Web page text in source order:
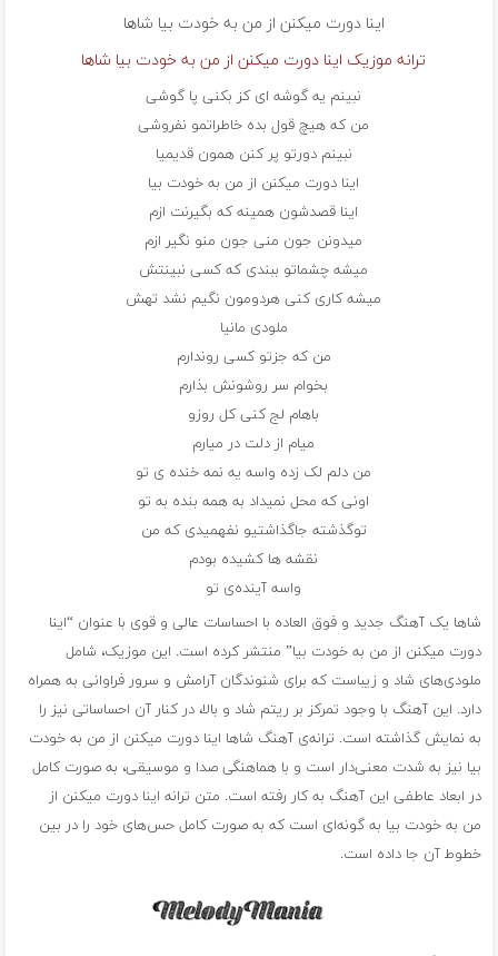
اینا دورت میکنن از من به خودت بیا شاها
ترانه موزیک اینا دورت میکنن از من به خودت بیا شاها
نبینم یه گوشه ای کز بکنی پا گوشی
من که هیچ قول بده خاطراتمو نفروشی
نبینم دورتو پر کنن همون قدیمیا
اینا دورت میکنن از من به خودت بیا
اینا قصدشون همینه که بگیرنت ازم
میدونن جون منی جون منو نگیر ازم
میشه چشماتو ببندی که کسی نبینتش
میشه کاری کنی هردومون نگیم نشد تهش
ملودی مانیا
من که جزتو کسی رو‌ندارم
بخوام سر روشونش بذارم
باهام لج کنی کل روزو
میام از دلت در میارم
من دلم لک زده واسه یه نمه خنده ی تو
اونی که محل نمیداد به همه بنده به تو
تو‌گذشته جاگذاشتیو نفهمیدی که من
نقشه ها کشیده بودم
واسه آینده‌ی تو
شاها یک آهنگ جدید و فوق العاده با احساسات عالی و قوی با عنوان “اینا
دورت میکنن از من به خودت بیا” منتشر کرده است. این موزیک، شامل
ملودی‌های شاد و زیباست که برای شنوندگان آرامش و سرور فراوانی به همراه
دارد. این آهنگ با وجود تمرکز بر ریتم شاد و بالا، در کنار آن احساساتی نیز را
به نمایش گذاشته است. ترانه‌ی آهنگ شاها اینا دورت میکنن از من به خودت
بیا نیز به شدت معنی‌دار است و با هماهنگی صدا و موسیقی، به صورت کامل
در ابعاد عاطفی این آهنگ به کار رفته است. متن ترانه اینا دورت میکنن از
من به خودت بیا به گونه‌ای است که به صورت کامل حس‌های خود را در بین
خطوط آن جا داده است.